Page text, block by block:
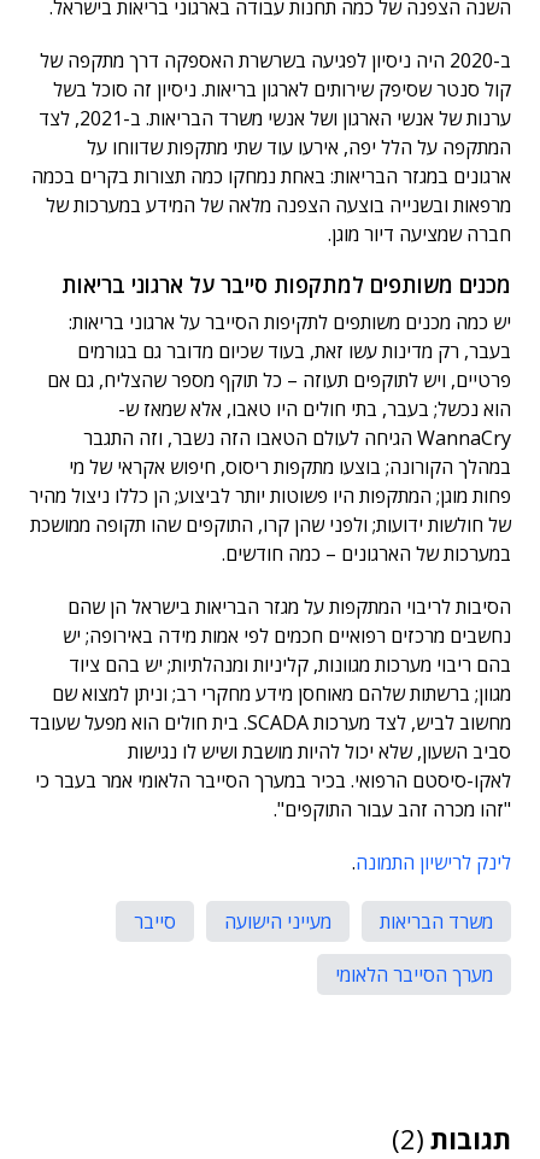
השנה הצפנה של כמה תחנות עבודה בארגוני בריאות בישראל.
ב-2020 היה ניסיון לפגיעה בשרשרת האספקה דרך מתקפה של
קול סנטר שסיפק שירותים לארגון בריאות. ניסיון זה סוכל בשל
ערנות של אנשי הארגון ושל אנשי משרד הבריאות. ב-2021, לצד
המתקפה על הלל יפה, אירעו עוד שתי מתקפות שדווחו על
ארגונים במגזר הבריאות: באחת נמחקו כמה תצורות בקרים בכמה
מרפאות ובשנייה בוצעה הצפנה מלאה של המידע במערכות של
חברה שמציעה דיור מוגן.
מכנים משותפים למתקפות סייבר על ארגוני בריאות
יש כמה מכנים משותפים לתקיפות הסייבר על ארגוני בריאות:
בעבר, רק מדינות עשו זאת, בעוד שכיום מדובר גם בגורמים
פרטיים, ויש לתוקפים תעוזה – כל תוקף מספר שהצליח, גם אם
הוא נכשל; בעבר, בתי חולים היו טאבו, אלא שמאז ש-
WannaCry הגיחה לעולם הטאבו הזה נשבר, וזה התגבר
במהלך הקורונה; בוצעו מתקפות ריסוס, חיפוש אקראי של מי
פחות מוגן; המתקפות היו פשוטות יותר לביצוע; הן כללו ניצול מהיר
של חולשות ידועות; ולפני שהן קרו, התוקפים שהו תקופה ממושכת
במערכות של הארגונים – כמה חודשים.
הסיבות לריבוי המתקפות על מגזר הבריאות בישראל הן שהם
נחשבים מרכזים רפואיים חכמים לפי אמות מידה באירופה; יש
בהם ריבוי מערכות מגוונות, קליניות ומנהלתיות; יש בהם ציוד
מגוון; ברשתות שלהם מאוחסן מידע מחקרי רב; וניתן למצוא שם
מחשוב לביש, לצד מערכות SCADA. בית חולים הוא מפעל שעובד
סביב השעון, שלא יכול להיות מושבת ושיש לו נגישות
לאקו-סיסטם הרפואי. בכיר במערך הסייבר הלאומי אמר בעבר כי
"זהו מכרה זהב עבור התוקפים".
לינק לרישיון התמונה.
משרד הבריאות מעייני הישועה
סייבר
מערך הסייבר הלאומי
תגובות (2)